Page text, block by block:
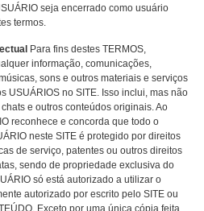
seja encerrado como usuário
termos.
Para fins destes TERMOS,
informação, comunicações,
sons e outros materiais e serviços
USUÁRIOS no SITE. Isso inclui, mas não
e outros conteúdos originais. Ao
reconhece e concorda que todo o
neste SITE é protegido por direitos
de serviço, patentes ou outros direitos
sendo de propriedade exclusiva do
só está autorizado a utilizar o
autorizado por escrito pelo SITE ou
Exceto por uma única cópia feita